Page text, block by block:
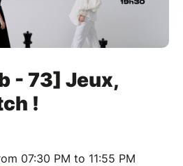
- 73] Jeux,
!
07:30 PM to 11:55 PM